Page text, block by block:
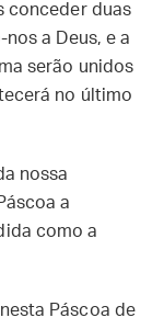
conceder duas
a Deus, e a
serão unidos
no último
nossa
a
como a
Páscoa de